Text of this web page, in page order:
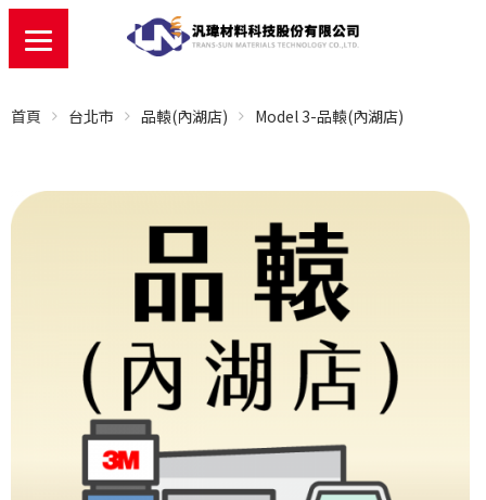
首頁 台北市 品轅(內湖店) Model 3-品轅(內湖店)